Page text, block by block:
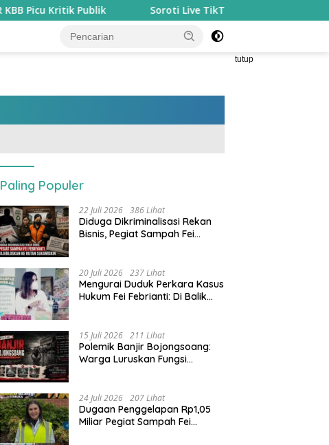
Soroti Live TikTok Pegawai P3K Soal ‘Persentase
tutup
Paling Populer
22 Juli 2026 386 Lihat
Diduga Dikriminalisasi Rekan
Bisnis, Pegiat Sampah Fei
20 Juli 2026 237 Lihat
​Mengurai Duduk Perkara Kasus
Hukum Fei Febrianti: Di Balik
15 Juli 2026 211 Lihat
Polemik Banjir Bojongsoang:
Warga Luruskan Fungsi
24 Juli 2026 207 Lihat
Dugaan Penggelapan Rp1,05
Miliar Pegiat Sampah Fei